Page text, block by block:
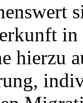
in
hierzu